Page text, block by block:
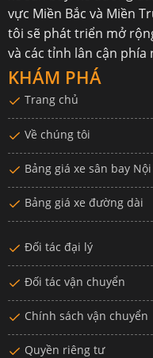
vực Miền Bắc và Miền
tôi sẽ phát triển mở
và các tỉnh lân cận phía
KHÁM PHÁ
Trang chủ
Về chúng tôi
Bảng giá xe sân bay
Bảng giá xe đường dài
Đối tác đại lý
Đối tác vận chuyển
Chính sách vận chuyển
Quyền riêng tư